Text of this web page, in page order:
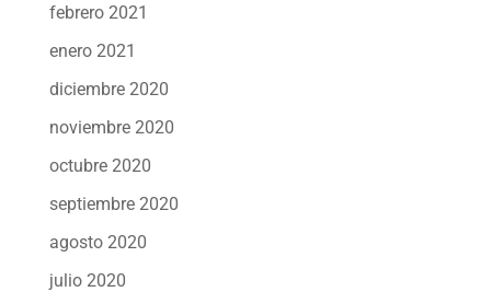
febrero 2021
enero 2021
diciembre 2020
noviembre 2020
octubre 2020
septiembre 2020
agosto 2020
julio 2020